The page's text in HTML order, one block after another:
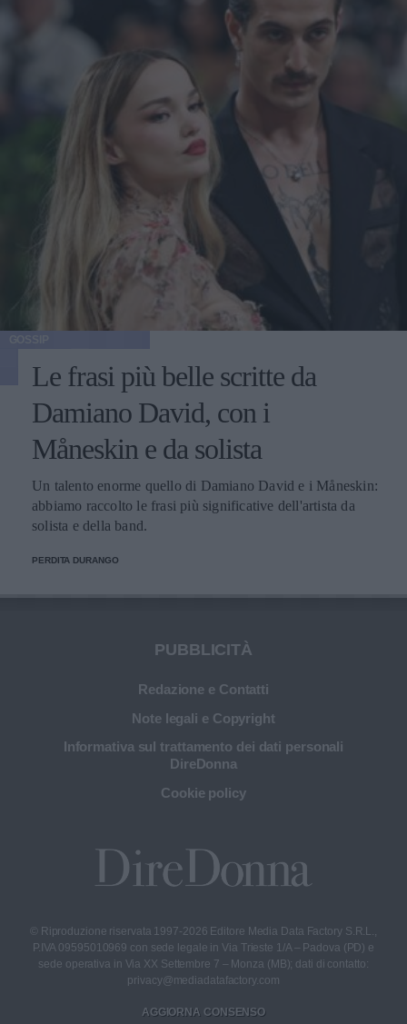
Le frasi più belle scritte da
Damiano David, con i
Måneskin e da solista
Un talento enorme quello di Damiano David e i Måneskin:
abbiamo raccolto le frasi più significative dell'artista da
solista e della band.
PERDITA DURANGO
PUBBLICITÀ
Redazione e Contatti
Note legali e Copyright
Informativa sul trattamento dei dati personali
DireDonna
Cookie policy
© Riproduzione riservata 1997-2026 Editore Media Data Factory S.R.L.,
P.IVA 09595010969 con sede legale in Via Trieste 1/A – Padova (PD) e
sede operativa in Via XX Settembre 7 – Monza (MB); dati di contatto:
privacy@mediadatafactory.com
AGGIORNA CONSENSO